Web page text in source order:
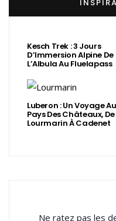
Kesch Trek : 3 Jours
D’Immersion Alpine De
L’Albula Au Fluelapass
Luberon : Un Voyage Au
Pays Des Châteaux, De
Lourmarin À Cadenet
Ne ratez pas les